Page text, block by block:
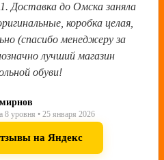
Доставка до Омска заняла
коробка целая,
(спасибо менеджеру за
лучший магазин
обуви!
8 уровня • 25 января 2026
на Яндекс